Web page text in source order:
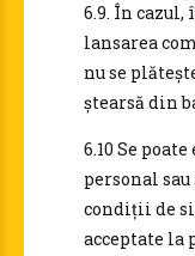
6.9. În cazul,
lansarea
nu se
ştearsă din
6.10 Se
personal
condiții de
acceptate la